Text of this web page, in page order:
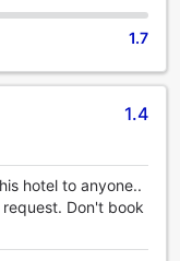
ことができるでし
1.7
1.4
hotel to anyone..
Don't book